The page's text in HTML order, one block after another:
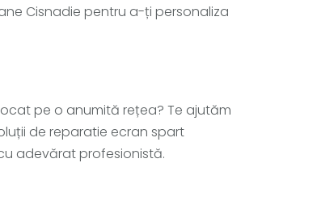
Cisnadie pentru a-ți personaliza
pe o anumită rețea? Te ajutăm
de reparatie ecran spart
adevărat profesionistă.